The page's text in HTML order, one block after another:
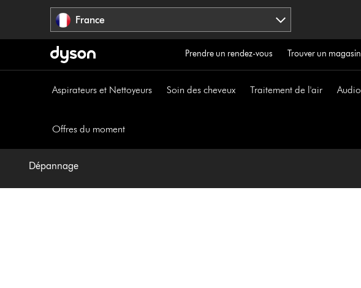
France
Prendre un rendez-vous Trouver un magasin
Aspirateurs et Nettoyeurs Soin des cheveux Traitement de l'air Audio
Offres du moment
Dépannage